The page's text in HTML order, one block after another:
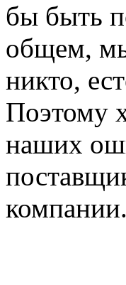
бы быть
общем,
никто,
Поэтому
наших
компании.